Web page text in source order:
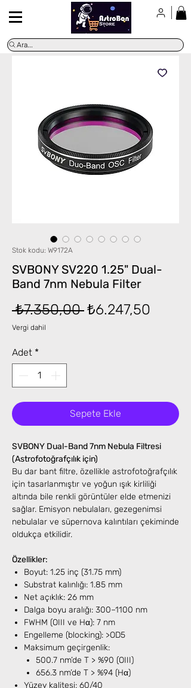
Ara...
Stok kodu: W9172A
SVBONY SV220 1.25" Dual-
Band 7nm Nebula Filter
₺7.350,00 Normal
₺6.247,50
Vergi dahil
Adet *
Sepete Ekle
SVBONY Dual-Band 7nm Nebula Filtresi
(Astrofotoğrafçılık için)
Bu dar bant filtre, özellikle astrofotoğrafçılık
için tasarlanmıştır ve yoğun ışık kirliliği
altında bile renkli görüntüler elde etmenizi
sağlar. Emisyon nebulaları, gezegenimsi
nebulalar ve süpernova kalıntıları çekiminde
oldukça etkilidir.
Özellikler:
Boyut: 1.25 inç (31.75 mm)
Substrat kalınlığı: 1.85 mm
Net açıklık: 26 mm
Dalga boyu aralığı: 300–1100 nm
FWHM (OIII ve Hα): 7 nm
Engelleme (blocking): >OD5
Maksimum geçirgenlik:
500.7 nm’de T > %90 (OIII)
656.3 nm’de T > %94 (Hα)
Yüzey kalitesi: 60/40